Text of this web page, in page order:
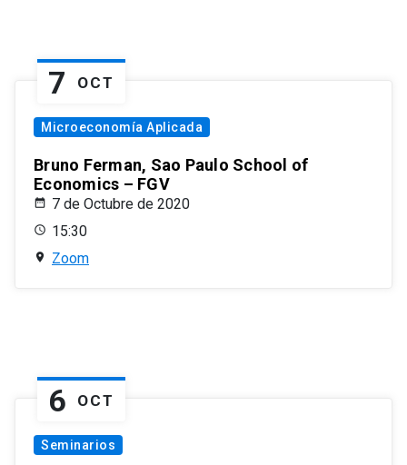
7 OCT
Microeconomía Aplicada
Bruno Ferman, Sao Paulo School of
Economics – FGV
7 de Octubre de 2020
15:30
Zoom
6 OCT
Seminarios